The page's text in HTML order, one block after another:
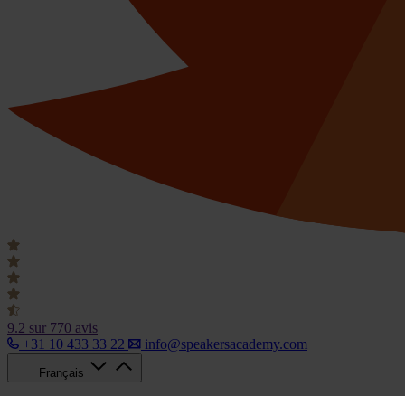
9.2 sur 770 avis
+31 10 433 33 22
info@speakersacademy.com
Français